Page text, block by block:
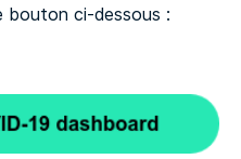
bouton ci-dessous :